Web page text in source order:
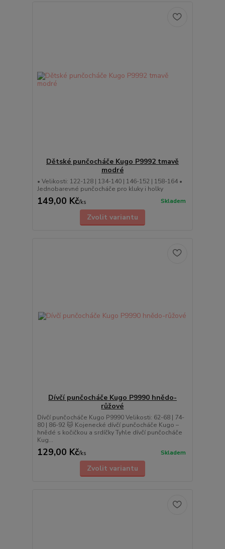
Dětské punčocháče Kugo P9992 tmavě
modré
• Velikosti: 122-128 | 134-140 | 146-152 | 158-164 •
Jednobarevné punčocháče pro kluky i holky
149,00 Kč/ks Skladem
Zvolit variantu
Dívčí punčocháče Kugo P9990 hnědo-
růžové
Dívčí punčocháče Kugo P9990 Velikosti: 62-68 | 74-
80 | 86-92 🐱 Kojenecké dívčí punčocháče Kugo –
hnědé s kočičkou a srdíčky Tyhle dívčí punčocháče
Kug...
129,00 Kč/ks Skladem
Zvolit variantu